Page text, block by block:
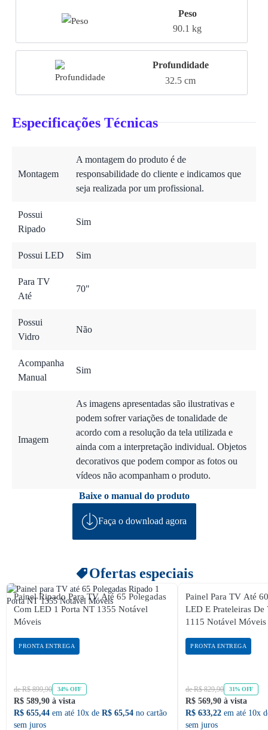
Peso
90.1 kg
Profundidade
32.5 cm
Especificações Técnicas
Montagem
A montagem do produto é de
responsabilidade do cliente e indicamos que
seja realizada por um profissional.
Possui
Ripado
Sim
Possui LED Sim
Para TV
Até
70"
Possui
Vidro
Não
Acompanha
Manual
Sim
Imagem
As imagens apresentadas são ilustrativas e
podem sofrer variações de tonalidade de
acordo com a resolução da tela utilizada e
ainda com a interpretação individual. Objetos
decorativos que podem compor as fotos ou
vídeos não acompanham o produto.
Baixe o manual do produto
Faça o download agora
Ofertas especiais
Painel Ripado Para TV Até 65 Polegadas
Com LED 1 Porta NT 1355 Notável
Móveis
PRONTA ENTREGA
de R$ 899,90 34% OFF
R$ 589,90 à vista
R$ 655,44 em até 10x de R$ 65,54 no cartão
sem juros
Painel Para TV Até
LED E Prateleiras
1115 Notável Móveis
PRONTA ENTREGA
de R$ 829,90 31% OFF
R$ 569,90 à vista
R$ 633,22 em até 10x
sem juros